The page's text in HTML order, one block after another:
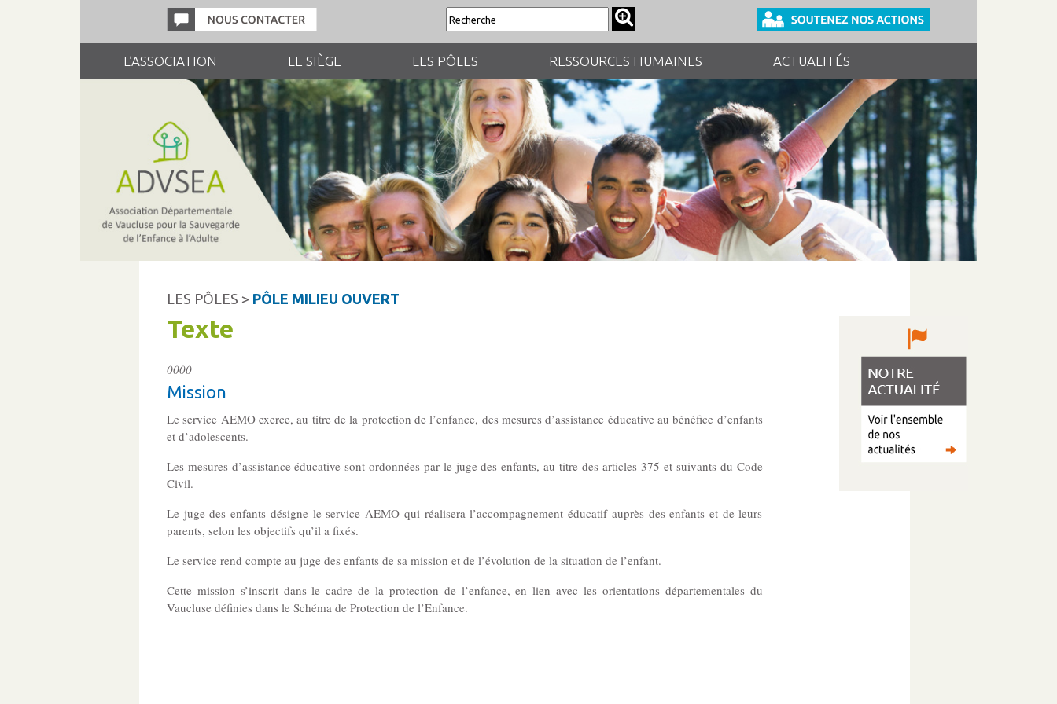
L’ASSOCIATION LE SIÈGE LES PÔLES RESSOURCES HUMAINES ACTUALITÉS
LES PÔLES > PÔLE MILIEU OUVERT
Texte
0000
Mission
Le service AEMO exerce, au titre de la protection de l’enfance, des mesures d’assistance éducative au bénéfice d’enfants
et d’adolescents.
Les mesures d’assistance éducative sont ordonnées par le juge des enfants, au titre des articles 375 et suivants du Code
Civil.
Le juge des enfants désigne le service AEMO qui réalisera l’accompagnement éducatif auprès des enfants et de leurs
parents, selon les objectifs qu’il a fixés.
Le service rend compte au juge des enfants de sa mission et de l’évolution de la situation de l’enfant.
Cette mission s’inscrit dans le cadre de la protection de l’enfance, en lien avec les orientations départementales du
Vaucluse définies dans le Schéma de Protection de l’Enfance.